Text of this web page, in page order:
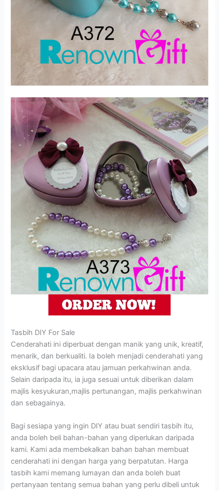
Tasbih DIY For Sale
Cenderahati ini diperbuat dengan manik yang unik, kreatif,
menarik, dan berkualiti. Ia boleh menjadi cenderahati yang
eksklusif bagi upacara atau jamuan perkahwinan anda.
Selain daripada itu, ia juga sesuai untuk diberikan dalam
majlis kesyukuran,majlis pertunangan, majlis perkahwinan
dan sebagainya.
Bagi sesiapa yang ingin DIY atau buat sendiri tasbih itu,
anda boleh beli bahan-bahan yang diperlukan daripada
kami. Kami ada membekalkan bahan bahan membuat
cenderahati ini dengan harga yang berpatutan. Harga
tasbih kami memang lumayan dan anda boleh buat
pertanyaan tentang semua bahan yang perlu dibeli untuk